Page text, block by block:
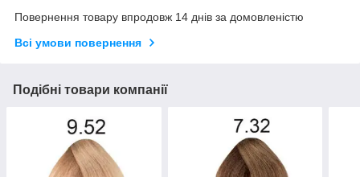
Повернення товару впродовж 14 днів за домовленістю
Всі умови повернення
Подібні товари компанії